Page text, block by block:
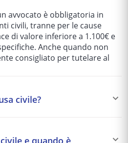
avvocato è obbligatoria in
civili, tranne per le cause
di valore inferiore a 1.100€ e
Anche quando non
consigliato per tutelare al
civile?
e quando è